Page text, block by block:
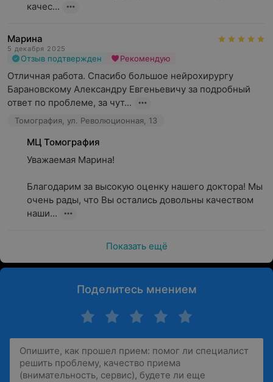
качес...
Марина
5 декабря 2025
Отзыв подтвержден Рекомендую
Отличная работа. Спасибо большое нейрохирургу
Барановскому Александру Евгеньевичу за подробный
ответ по проблеме, за чут...
Томография, ул. Революционная, 13
МЦ Томография
Уважаемая Марина!
Благодарим за высокую оценку нашего доктора! Мы
очень рады, что Вы остались довольны качеством
наши...
Показать ещё
Поделитесь мнением